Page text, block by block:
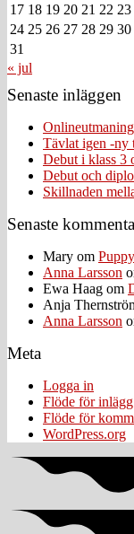
17 18 19 20 21 22 23
24 25 26 27 28 29 30
31
« jul
Senaste inläggen
Tävlat igen -
Debut i klass 3
Debut och
Skillnaden
Senaste
Mary om
Anna Larsson
Ewa Haag om
Anja
Anna Larsson
Meta
Logga in
Flöde för inlägg
Flöde för
WordPress.org